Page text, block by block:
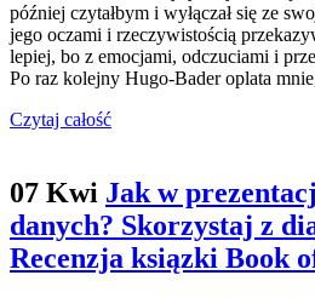
później czytałbym i wyłączał się ze
jego oczami i rzeczywistością
lepiej, bo z emocjami, odczuciami i
Po raz kolejny Hugo-Bader oplata
Czytaj całość
07 Kwi Jak w
danych? Skorzystaj z
Recenzja ksiązki Book